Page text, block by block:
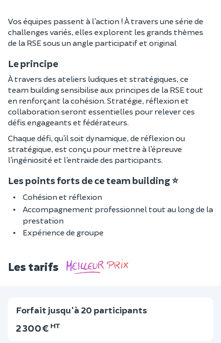
Vos équipes passent à l’action ! À travers une série de
challenges variés, elles explorent les grands thèmes
de la RSE sous un angle participatif et original
Le principe
À travers des ateliers ludiques et stratégiques, ce
team building sensibilise aux principes de la RSE tout
en renforçant la cohésion. Stratégie, réflexion et
collaboration seront essentielles pour relever ces
défis engageants et fédérateurs.
Chaque défi, qu’il soit dynamique, de réflexion ou
stratégique, est conçu pour mettre à l’épreuve
l’ingéniosité et l’entraide des participants.
Les points forts de ce team building ⭐
Cohésion et réflexion
Accompagnement professionnel tout au long de la
prestation
Expérience de groupe
Les tarifs
Forfait jusqu'à 20 participants
2 300 € HT